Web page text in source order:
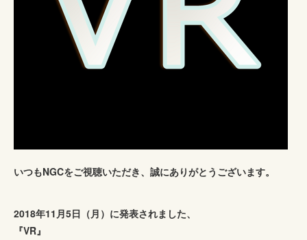
いつもNGCをご視聴いただき、誠にありがとうございます。
2018年11月5日（月）に発表されました、
『VR』